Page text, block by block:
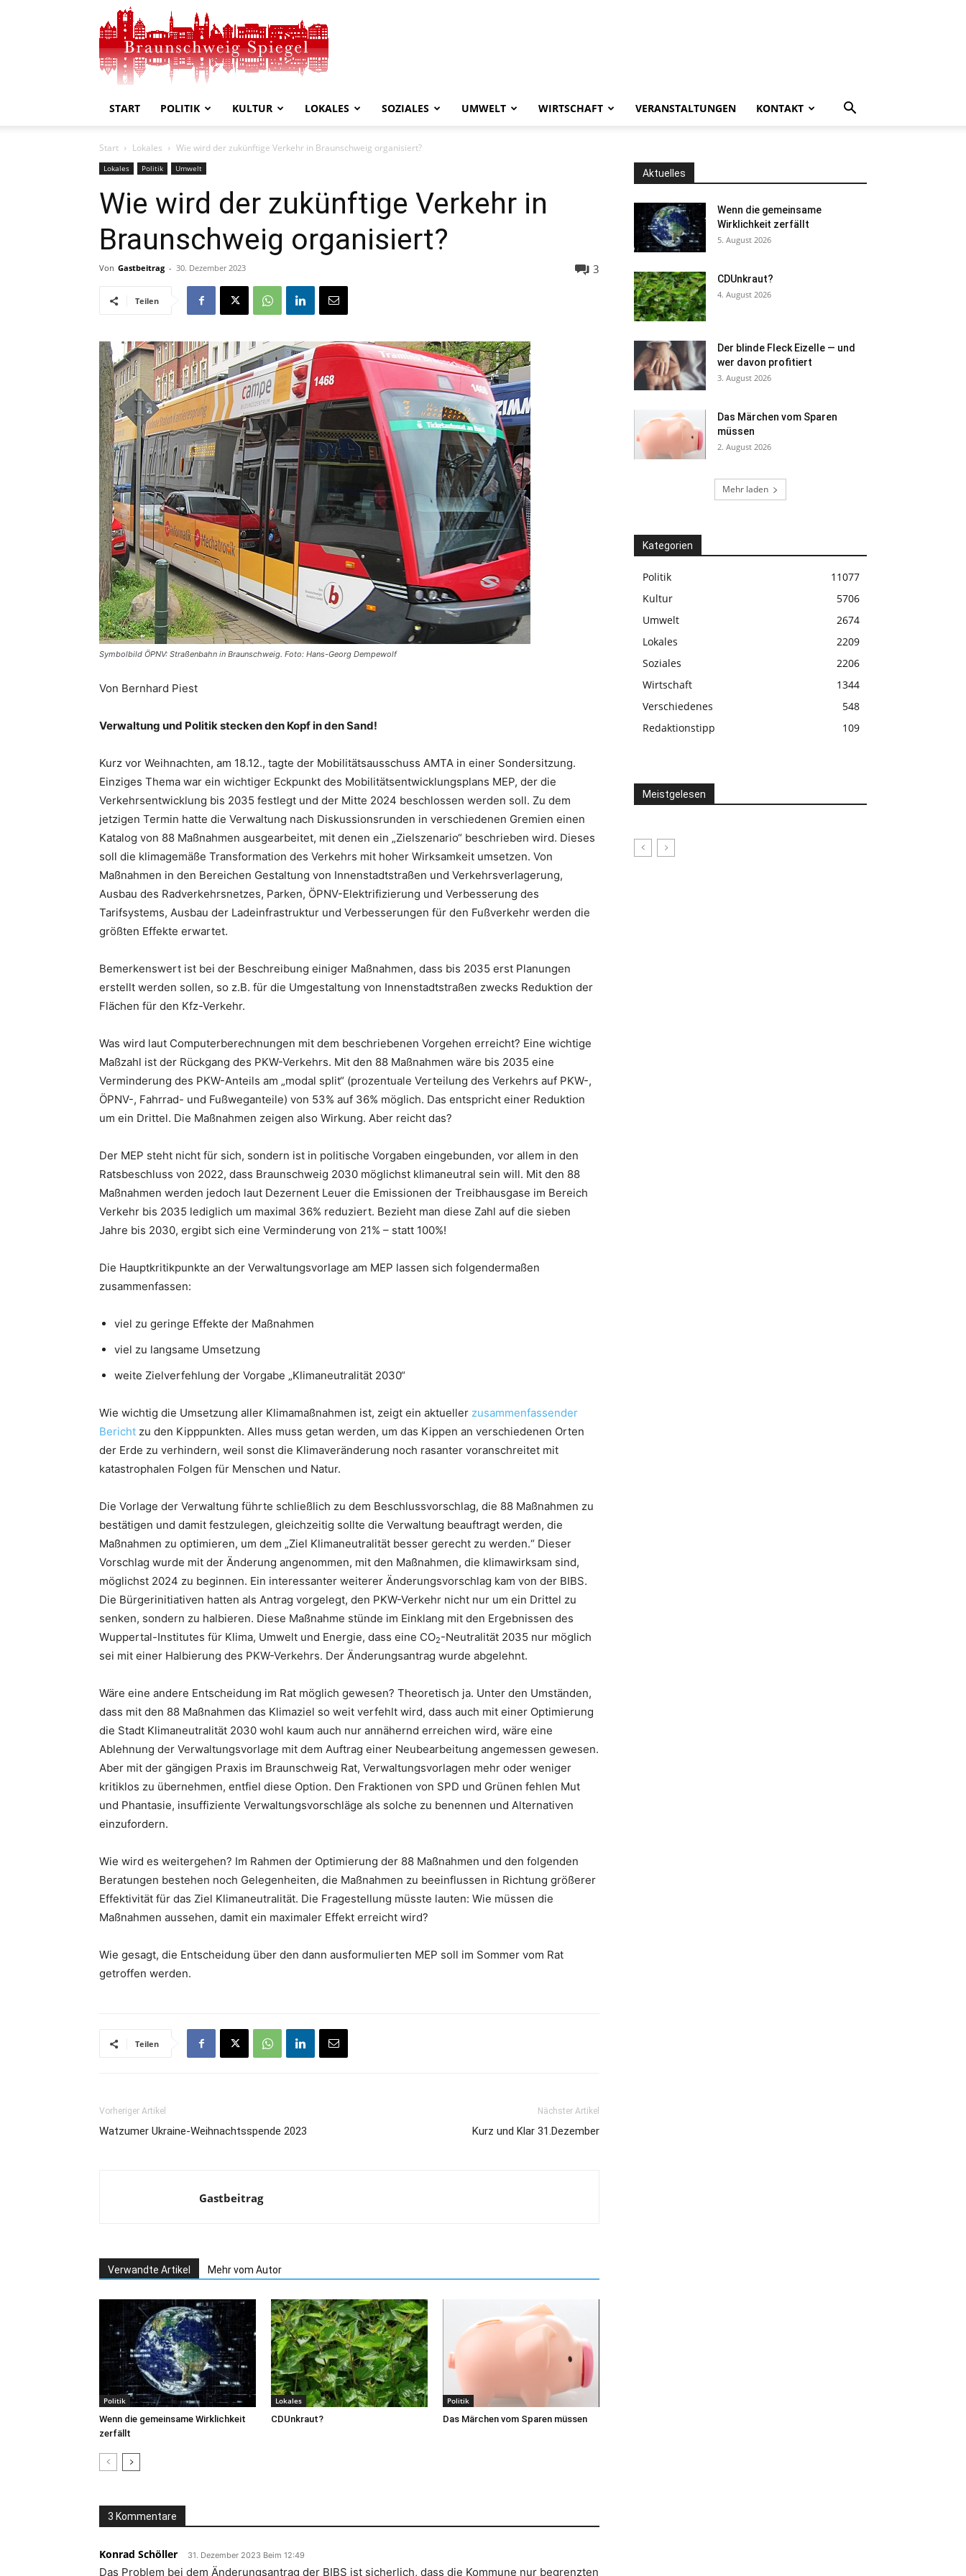
Spiegel
START POLITIK KULTUR LOKALES SOZIALES UMWELT WIRTSCHAFT VERANSTALTUNGEN KONTAKT
Start Lokales Wie wird der zukünftige Verkehr in Braunschweig organisiert?
Lokales Politik Umwelt
Wie wird der zukünftige Verkehr in
Braunschweig organisiert?
Von Gastbeitrag - 30. Dezember 2023 3
Teilen
Symbolbild ÖPNV: Straßenbahn in Braunschweig. Foto: Hans-Georg Dempewolf
Von Bernhard Piest
Verwaltung und Politik stecken den Kopf in den Sand!
Kurz vor Weihnachten, am 18.12., tagte der Mobilitätsausschuss AMTA in einer Sondersitzung.
Einziges Thema war ein wichtiger Eckpunkt des Mobilitätsentwicklungsplans MEP, der die
Verkehrsentwicklung bis 2035 festlegt und der Mitte 2024 beschlossen werden soll. Zu dem
jetzigen Termin hatte die Verwaltung nach Diskussionsrunden in verschiedenen Gremien einen
Katalog von 88 Maßnahmen ausgearbeitet, mit denen ein „Zielszenario“ beschrieben wird. Dieses
soll die klimagemäße Transformation des Verkehrs mit hoher Wirksamkeit umsetzen. Von
Maßnahmen in den Bereichen Gestaltung von Innenstadtstraßen und Verkehrsverlagerung,
Ausbau des Radverkehrsnetzes, Parken, ÖPNV-Elektrifizierung und Verbesserung des
Tarifsystems, Ausbau der Ladeinfrastruktur und Verbesserungen für den Fußverkehr werden die
größten Effekte erwartet.
Bemerkenswert ist bei der Beschreibung einiger Maßnahmen, dass bis 2035 erst Planungen
erstellt werden sollen, so z.B. für die Umgestaltung von Innenstadtstraßen zwecks Reduktion der
Flächen für den Kfz-Verkehr.
Was wird laut Computerberechnungen mit dem beschriebenen Vorgehen erreicht? Eine wichtige
Maßzahl ist der Rückgang des PKW-Verkehrs. Mit den 88 Maßnahmen wäre bis 2035 eine
Verminderung des PKW-Anteils am „modal split“ (prozentuale Verteilung des Verkehrs auf PKW-,
ÖPNV-, Fahrrad- und Fußweganteile) von 53% auf 36% möglich. Das entspricht einer Reduktion
um ein Drittel. Die Maßnahmen zeigen also Wirkung. Aber reicht das?
Der MEP steht nicht für sich, sondern ist in politische Vorgaben eingebunden, vor allem in den
Ratsbeschluss von 2022, dass Braunschweig 2030 möglichst klimaneutral sein will. Mit den 88
Maßnahmen werden jedoch laut Dezernent Leuer die Emissionen der Treibhausgase im Bereich
Verkehr bis 2035 lediglich um maximal 36% reduziert. Bezieht man diese Zahl auf die sieben
Jahre bis 2030, ergibt sich eine Verminderung von 21% – statt 100%!
Die Hauptkritikpunkte an der Verwaltungsvorlage am MEP lassen sich folgendermaßen
zusammenfassen:
viel zu geringe Effekte der Maßnahmen
viel zu langsame Umsetzung
weite Zielverfehlung der Vorgabe „Klimaneutralität 2030“
Wie wichtig die Umsetzung aller Klimamaßnahmen ist, zeigt ein aktueller zusammenfassender
Bericht zu den Kipppunkten. Alles muss getan werden, um das Kippen an verschiedenen Orten
der Erde zu verhindern, weil sonst die Klimaveränderung noch rasanter voranschreitet mit
katastrophalen Folgen für Menschen und Natur.
Die Vorlage der Verwaltung führte schließlich zu dem Beschlussvorschlag, die 88 Maßnahmen zu
bestätigen und damit festzulegen, gleichzeitig sollte die Verwaltung beauftragt werden, die
Maßnahmen zu optimieren, um dem „Ziel Klimaneutralität besser gerecht zu werden.“ Dieser
Vorschlag wurde mit der Änderung angenommen, mit den Maßnahmen, die klimawirksam sind,
möglichst 2024 zu beginnen. Ein interessanter weiterer Änderungsvorschlag kam von der BIBS.
Die Bürgerinitiativen hatten als Antrag vorgelegt, den PKW-Verkehr nicht nur um ein Drittel zu
senken, sondern zu halbieren. Diese Maßnahme stünde im Einklang mit den Ergebnissen des
Wuppertal-Institutes für Klima, Umwelt und Energie, dass eine CO2-Neutralität 2035 nur möglich
sei mit einer Halbierung des PKW-Verkehrs. Der Änderungsantrag wurde abgelehnt.
Wäre eine andere Entscheidung im Rat möglich gewesen? Theoretisch ja. Unter den Umständen,
dass mit den 88 Maßnahmen das Klimaziel so weit verfehlt wird, dass auch mit einer Optimierung
die Stadt Klimaneutralität 2030 wohl kaum auch nur annähernd erreichen wird, wäre eine
Ablehnung der Verwaltungsvorlage mit dem Auftrag einer Neubearbeitung angemessen gewesen.
Aber mit der gängigen Praxis im Braunschweig Rat, Verwaltungsvorlagen mehr oder weniger
kritiklos zu übernehmen, entfiel diese Option. Den Fraktionen von SPD und Grünen fehlen Mut
und Phantasie, insuffiziente Verwaltungsvorschläge als solche zu benennen und Alternativen
einzufordern.
Wie wird es weitergehen? Im Rahmen der Optimierung der 88 Maßnahmen und den folgenden
Beratungen bestehen noch Gelegenheiten, die Maßnahmen zu beeinflussen in Richtung größerer
Effektivität für das Ziel Klimaneutralität. Die Fragestellung müsste lauten: Wie müssen die
Maßnahmen aussehen, damit ein maximaler Effekt erreicht wird?
Wie gesagt, die Entscheidung über den dann ausformulierten MEP soll im Sommer vom Rat
getroffen werden.
Teilen
Vorheriger Artikel
Watzumer Ukraine-Weihnachtsspende 2023
Nächster Artikel
Kurz und Klar 31.Dezember
Gastbeitrag
Verwandte Artikel Mehr vom Autor
Politik
Wenn die gemeinsame Wirklichkeit
zerfällt
Lokales
CDUnkraut?
Politik
Das Märchen vom Sparen müssen
3 Kommentare
Konrad Schöller 31. Dezember 2023 Beim 12:49
Das Problem bei dem Änderungsantrag der BIBS ist sicherlich, dass die Kommune nur begrenzten
Aktuelles
Wenn die gemeinsame
Wirklichkeit zerfällt
5. August 2026
CDUnkraut?
4. August 2026
Der blinde Fleck Eizelle — und
wer davon profitiert
3. August 2026
Das Märchen vom Sparen
müssen
2. August 2026
Mehr laden
Kategorien
Politik
11077
Kultur
5706
Umwelt
2674
Lokales
2209
Soziales
2206
Wirtschaft
1344
Verschiedenes
548
Redaktionstipp
109
Meistgelesen